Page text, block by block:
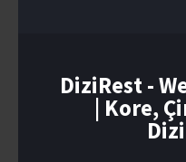
DiziRest -
| Kore,